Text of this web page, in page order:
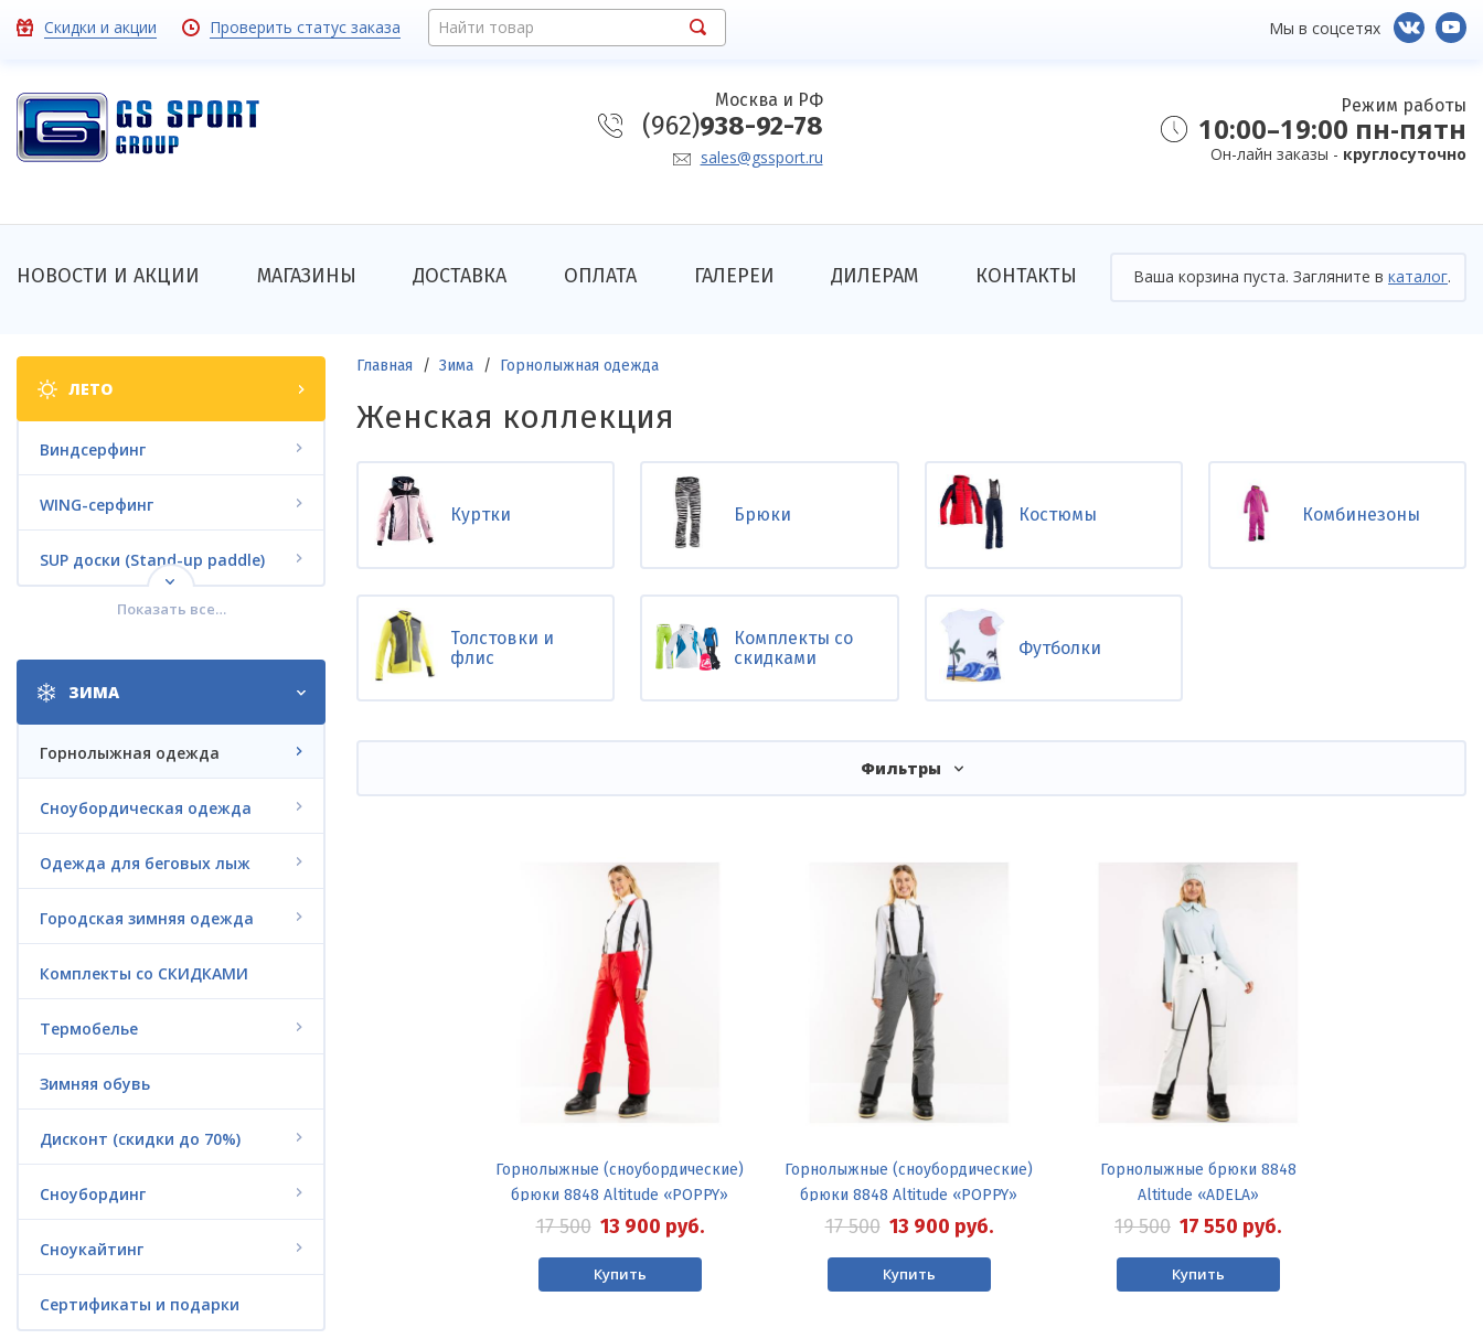
Toolbar
Скидки и акции Проверить статус заказа Найти товар Мы в соцсетях
Москва и РФ
(962)938-92-78
sales@gssport.ru
Режим работы
10:00–19:00 пн-пятн
Он-лайн заказы - круглосуточно
Основная
НОВОСТИ И АКЦИИ МАГАЗИНЫ ДОСТАВКА ОПЛАТА ГАЛЕРЕИ ДИЛЕРАМ КОНТАКТЫ Ваша корзина пуста. Загляните в каталог.
Shop
categories
ЛЕТО
Виндсерфинг
WING-серфинг
SUP доски (Stand-up paddle)
Кайтсерфинг
Водные лыжи
Дайвинг
Jet Surf
Электро-серфинг LIFTFOIL
Электрофойл G-FOIL
Гидроодежда
Триатлон
Аксессуары
Пончо из флиса
Водные аттракционы
(надувные)
Батуты
Показать все…
ЗИМА
Горнолыжная одежда
Сноубордическая одежда
Одежда для беговых лыж
Городская зимняя одежда
Комплекты со СКИДКАМИ
Термобелье
Зимняя обувь
Дисконт (скидки до 70%)
Сноубординг
Сноукайтинг
Сертификаты и подарки
Строка
навигации
Главная Зима Горнолыжная одежда
Женская коллекция
Куртки Брюки Костюмы Комбинезоны
Толстовки и
флис
Комплекты со
скидками
Футболки
Фильтры
Горнолыжные (сноубордические)
брюки 8848 Altitude «POPPY»
17 500 13 900 руб.
Купить
Горнолыжные (сноубордические)
брюки 8848 Altitude «POPPY»
17 500 13 900 руб.
Купить
Горнолыжные брюки 8848
Altitude «ADELA»
19 500 17 550 руб.
Купить